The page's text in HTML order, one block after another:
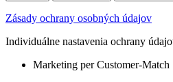
Zásady ochrany osobných údajov
Individuálne nastavenia ochrany
Marketing per Customer-Match